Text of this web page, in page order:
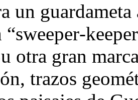
un
otra gran
trazos